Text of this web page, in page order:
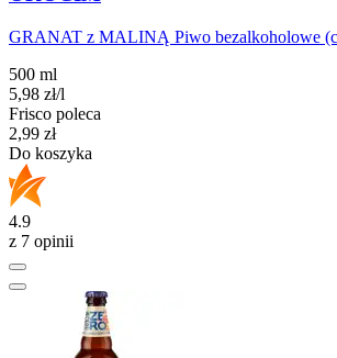
GRANAT z MALINĄ Piwo bezalkoholowe
500 ml
5,98 zł/l
Frisco poleca
Cena
2,99 zł
Do koszyka
4.9
z 7 opinii